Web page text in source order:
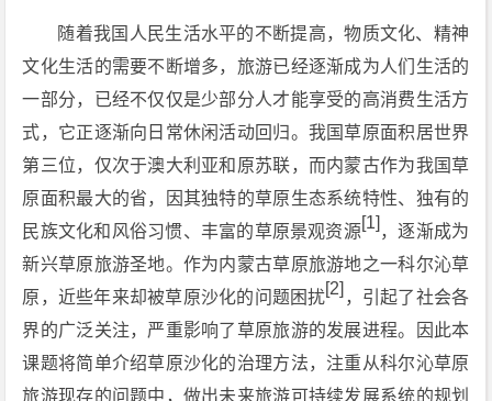
随着我国人民生活水平的不断提高，物质文化、精神
文化生活的需要不断增多，旅游已经逐渐成为人们生活的
一部分，已经不仅仅是少部分人才能享受的高消费生活方
式，它正逐渐向日常休闲活动回归。我国草原面积居世界
第三位，仅次于澳大利亚和原苏联，而内蒙古作为我国草
原面积最大的省，因其独特的草原生态系统特性、独有的
民族文化和风俗习惯、丰富的草原景观资源[1]，逐渐成为
新兴草原旅游圣地。作为内蒙古草原旅游地之一科尔沁草
原，近些年来却被草原沙化的问题困扰[2] ，引起了社会各
界的广泛关注，严重影响了草原旅游的发展进程。因此本
课题将简单介绍草原沙化的治理方法，注重从科尔沁草原
旅游现存的问题中，做出未来旅游可持续发展系统的规划